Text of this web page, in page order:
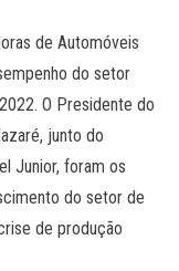
de Automóveis
do setor
O Presidente do
junto do
Junior, foram os
do setor de
de produção